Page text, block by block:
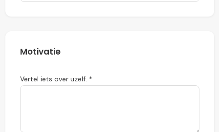
Motivatie
Vertel iets over uzelf. *